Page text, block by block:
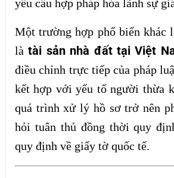
yêu cầu hợp pháp hóa lãnh sự
Một trường hợp phổ biến khác
làtài sản nhà đất tại Việt
điều chỉnh trực tiếp của pháp
kết hợp với yếu tố người thừa
quá trình xử lý hồ sơ trở nên
hỏi tuân thủ đồng thời quy
quy định về giấy tờ quốc tế.